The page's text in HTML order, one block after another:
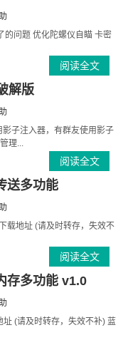
的问题 优化陀螺仪自瞄 卡密
阅读全文
解版
子注入器，有群友使用影子
理...
阅读全文
送多功能
载地址 (请及时转存，失效不
阅读全文
存多功能 v1.0
(请及时转存，失效不补) 蓝